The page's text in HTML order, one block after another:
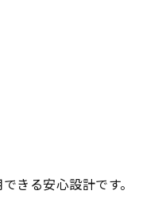
きる安心設計です。